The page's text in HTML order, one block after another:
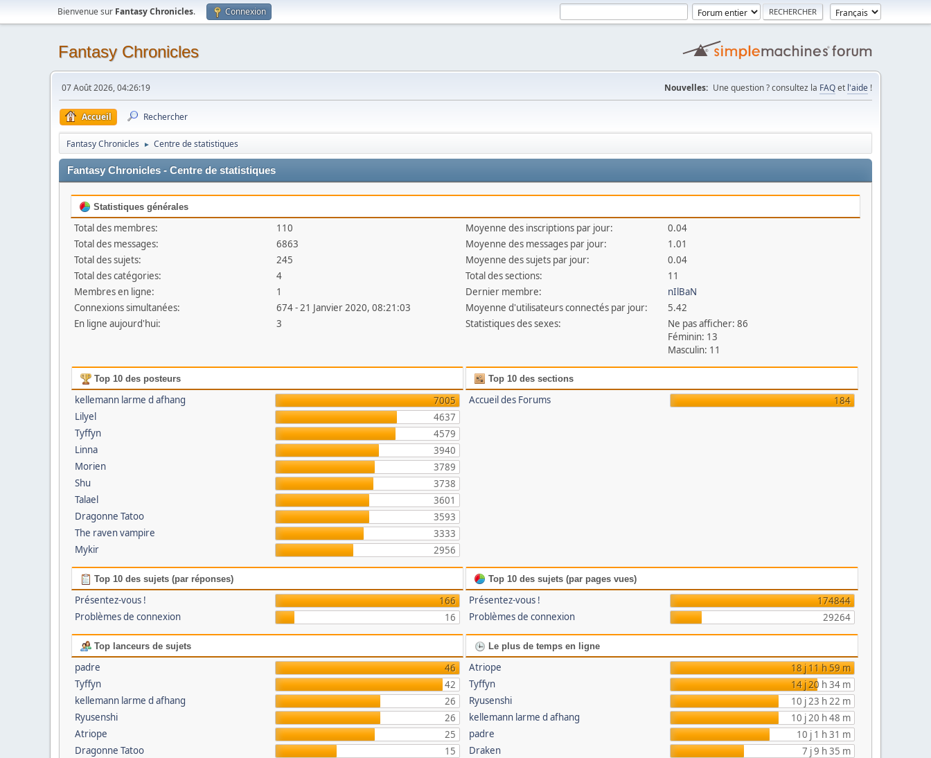
Bienvenue sur Fantasy Chronicles. Connexion
Fantasy Chronicles
07 Août 2026, 04:26:19 Nouvelles: Une question ? consultez la FAQet l'aide !
Accueil Rechercher
Fantasy Chronicles ► Centre de statistiques
Fantasy Chronicles - Centre de statistiques
Statistiques générales
Total des membres:
110
Total des messages:
6863
Total des sujets:
245
Total des catégories:
4
Membres en ligne:
1
Connexions simultanées:
674 - 21 Janvier 2020, 08:21:03
En ligne aujourd'hui:
3
Moyenne des inscriptions par jour:
0.04
Moyenne des messages par jour:
1.01
Moyenne des sujets par jour:
0.04
Total des sections:
11
Dernier membre:
nIlBaN
Moyenne d'utilisateurs connectés par jour:
5.42
Statistiques des sexes:
Ne pas afficher: 86
Féminin: 13
Masculin: 11
Top 10 des posteurs
kellemann larme d afhang
7005
Lilyel
4637
Tyffyn
4579
Linna
3940
Morien
3789
Shu
3738
Talael
3601
Dragonne Tatoo
3593
The raven vampire
3333
Mykir
2956
Top 10 des sections
Accueil des Forums 184
Top 10 des sujets (par réponses)
Présentez-vous !
166
Problèmes de connexion
16
Top 10 des sujets (par pages vues)
Présentez-vous !
174844
Problèmes de connexion
29264
Top lanceurs de sujets
padre
46
Tyffyn
42
kellemann larme d afhang
26
Ryusenshi
26
Atriope
25
Dragonne Tatoo
15
Le plus de temps en ligne
Atriope
18 j 11 h 59 m
Tyffyn
14 j 20 h 34 m
Ryusenshi
10 j 23 h 22 m
kellemann larme d afhang
10 j 20 h 48 m
padre
10 j 1 h 31 m
Draken
7 j 9 h 35 m